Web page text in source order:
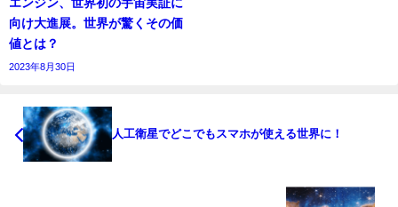
エンジン、世界初の宇宙実証に
向け大進展。世界が驚くその価
値とは？
2023年8月30日
人工衛星でどこでもスマホが使える世界に！